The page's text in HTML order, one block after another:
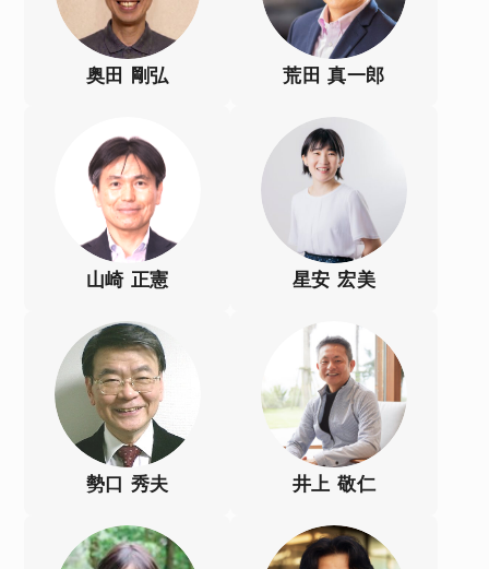
奥田 剛弘 荒田 真一郎
山崎 正憲 星安 宏美
勢口 秀夫 井上 敬仁